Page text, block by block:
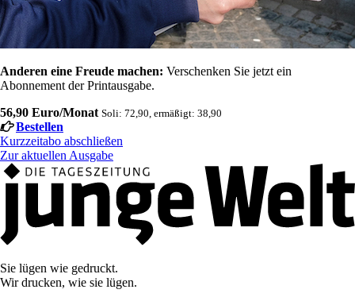
Anderen eine Freude machen: Verschenken Sie jetzt ein
Abonnement der Printausgabe.
56,90 Euro/Monat Soli: 72,90, ermäßigt: 38,90
Bestellen
Kurzzeitabo abschließen
Zur aktuellen Ausgabe
Sie lügen wie gedruckt.
Wir drucken, wie sie lügen.